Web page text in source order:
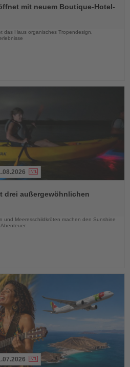
mit neuem Boutique-Hotel-
das Haus organisches Tropendesign,
drei außergewöhnlichen
und Meeresschildkröten machen den Sunshine